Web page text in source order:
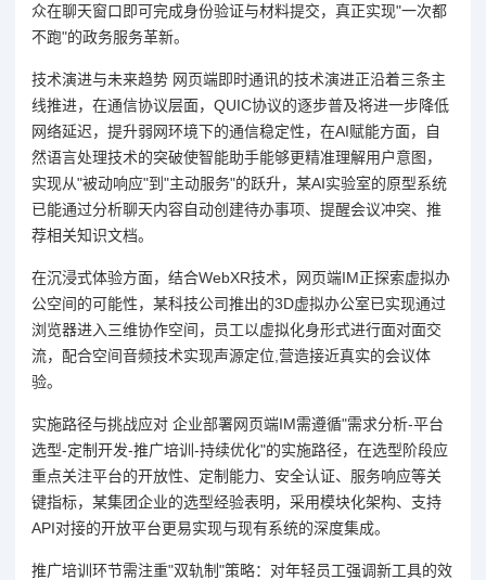
众在聊天窗口即可完成身份验证与材料提交，真正实现"一次都
不跑"的政务服务革新。
技术演进与未来趋势 网页端即时通讯的技术演进正沿着三条主
线推进，在通信协议层面，QUIC协议的逐步普及将进一步降低
网络延迟，提升弱网环境下的通信稳定性，在AI赋能方面，自
然语言处理技术的突破使智能助手能够更精准理解用户意图，
实现从"被动响应"到"主动服务"的跃升，某AI实验室的原型系统
已能通过分析聊天内容自动创建待办事项、提醒会议冲突、推
荐相关知识文档。
在沉浸式体验方面，结合WebXR技术，网页端IM正探索虚拟办
公空间的可能性，某科技公司推出的3D虚拟办公室已实现通过
浏览器进入三维协作空间，员工以虚拟化身形式进行面对面交
流，配合空间音频技术实现声源定位,营造接近真实的会议体
验。
实施路径与挑战应对 企业部署网页端IM需遵循"需求分析-平台
选型-定制开发-推广培训-持续优化"的实施路径，在选型阶段应
重点关注平台的开放性、定制能力、安全认证、服务响应等关
键指标，某集团企业的选型经验表明，采用模块化架构、支持
API对接的开放平台更易实现与现有系统的深度集成。
推广培训环节需注重"双轨制"策略：对年轻员工强调新工具的效